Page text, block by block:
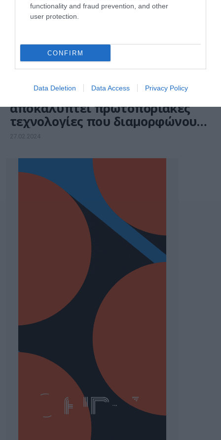
functionality and fraud prevention, and other
user protection.
CONFIRM
Data Deletion Data Access Privacy Policy
MWC 2024: Η Huawei
αποκαλύπτει πρωτοποριακές
τεχνολογίες που διαμορφώνουν
έναν νέο εξατομικευμένο τρόπο
27.02.2024